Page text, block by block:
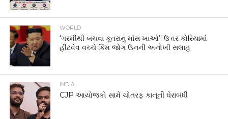
WORLD
‘ગરમીથી બચવા કૂતરાનું માંસ ખાઓ’! ઉત્તર કોરિયામાં
હીટવેવ વચ્ચે કિમ જોંગ ઉનની અનોખી સલાહ
INDIA
CJP આયોજકો સામે ચોતરફ કાનૂની ઘેરાબંધી